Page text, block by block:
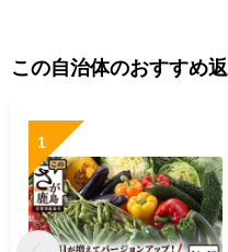
この自治体のおすすめ
1